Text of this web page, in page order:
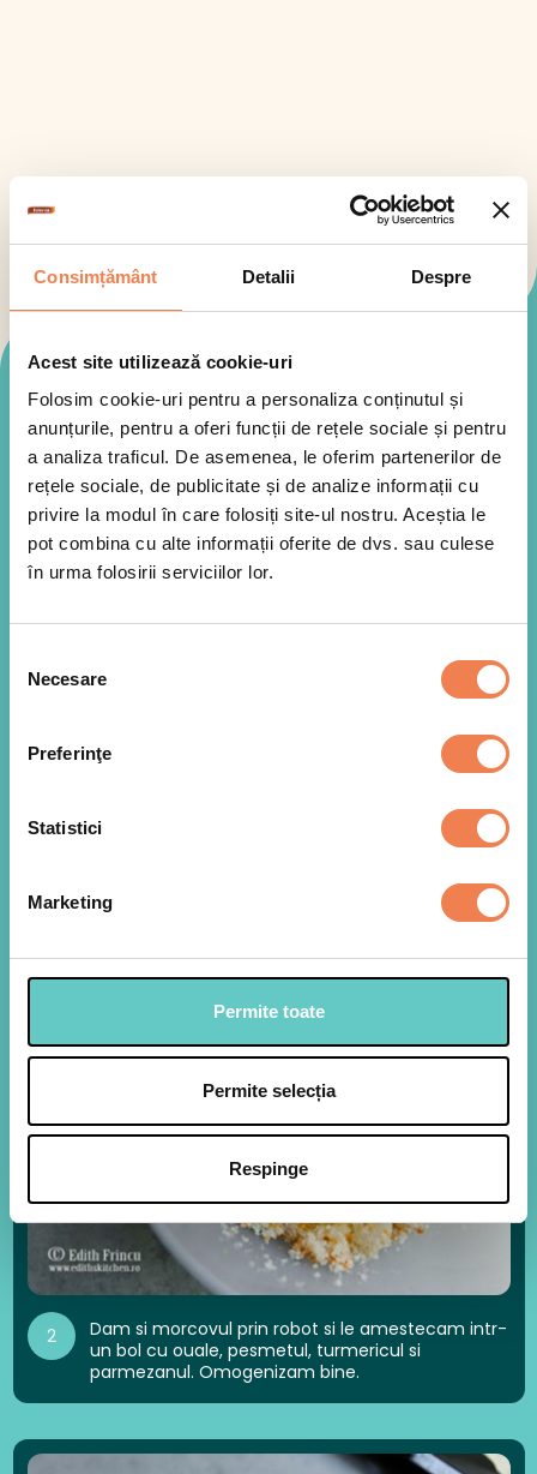
Consimțământ Detalii Despre
Acest site utilizează cookie-uri
Folosim cookie-uri pentru a personaliza conținutul și
anunțurile, pentru a oferi funcții de rețele sociale și pentru
a analiza traficul. De asemenea, le oferim partenerilor de
rețele sociale, de publicitate și de analize informații cu
privire la modul în care folosiți site-ul nostru. Aceștia le
pot combina cu alte informații oferite de dvs. sau culese
în urma folosirii serviciilor lor.
consimțământului
Necesare
Preferinţe
Statistici
Marketing
Permite toate
Permite selecția
Respinge
Mod de preparare
Lasam conopida la decongelat, o taiem bucati
Apoi o stoarcem putin de apa.
2
Dam si morcovul prin robot si le amestecam intr-
un bol cu ouale, pesmetul, turmericul si
parmezanul. Omogenizam bine.